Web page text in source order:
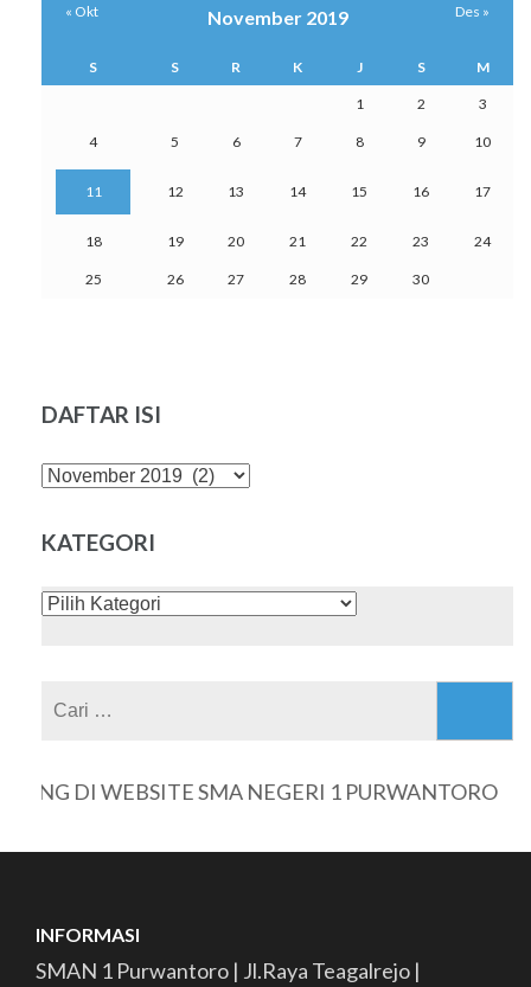
November 2019
S S R K J S M
1 2 3
4 5 6 7 8 9 10
11 12 13 14 15 16 17
18 19 20 21 22 23 24
25 26 27 28 29 30
« Okt Des »
DAFTAR ISI
DAFTAR
KATEGORI
KATEGORI
DI WEBSITE SMA NEGERI 1 PURWANTORO
INFORMASI
SMAN 1 Purwantoro | Jl.Raya Teagalrejo |